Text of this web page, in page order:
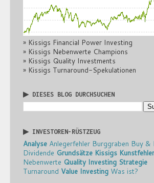
» Kissigs Financial Power Investing
» Kissigs Nebenwerte Champions
» Kissigs Quality Investments
» Kissigs Turnaround-Spekulationen
▶ DIESES BLOG DURCHSUCHEN
▶ INVESTOREN-RÜSTZEUG
Analyse Anlegerfehler Burggraben Buy &
Dividende Grundsätze Kissigs Kunstfehler
Nebenwerte Quality Investing Strategie
Turnaround Value Investing Was ist?